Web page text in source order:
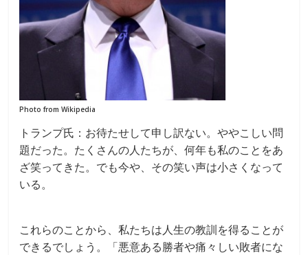
Photo from Wikipedia
トランプ氏：お待たせして申し訳ない。ややこしい問
題だった。たくさんの人たちが、何年も私のことをあ
ざ笑ってきた。でも今や、その笑い声は小さくなって
いる。
これらのことから、私たちは人生の教訓を得ることが
できるでしょう。「悪意ある勝者や痛々しい敗者にな